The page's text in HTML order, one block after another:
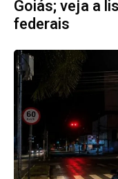
Goiás; veja a
federais